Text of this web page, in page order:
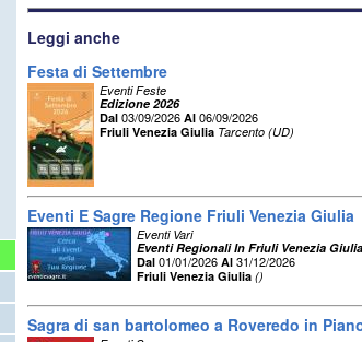
Leggi anche
Festa di Settembre
Eventi Feste
Edizione 2026
Dal 03/09/2026 Al 06/09/2026
Friuli Venezia Giulia Tarcento (UD)
Eventi E Sagre Regione Friuli Venezia Giulia
Eventi Vari
Eventi Regionali In Friuli Venezia
Dal 01/01/2026 Al 31/12/2026
Friuli Venezia Giulia ()
Sagra di san bartolomeo a Roveredo in